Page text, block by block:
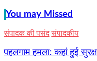
You may Missed
संपादक की पसंद संपादकीय
पहलगाम हमला: कहां हुई